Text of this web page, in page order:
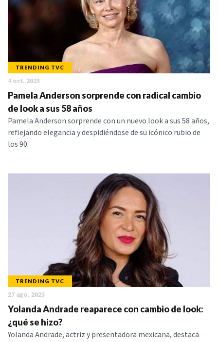
TRENDING TVC
4 oct. 2025
Pamela Anderson sorprende con radical cambio
de look a sus 58 años
Pamela Anderson sorprende con un nuevo look a sus 58 años,
reflejando elegancia y despidiéndose de su icónico rubio de
los 90.
TRENDING TVC
27 ago. 2025
Yolanda Andrade reaparece con cambio de look:
¿qué se hizo?
Yolanda Andrade, actriz y presentadora mexicana, destaca